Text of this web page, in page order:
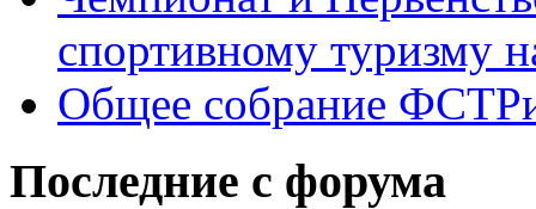
спортивному туризму
Общее собрание
Последние с форума